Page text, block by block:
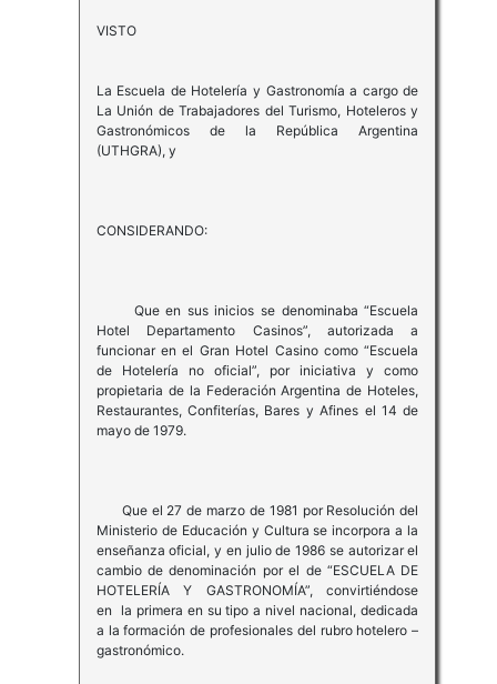
VISTO
La Escuela de Hotelería y Gastronomía a cargo de
La Unión de Trabajadores del Turismo, Hoteleros y
Gastronómicos de la República Argentina
(UTHGRA), y
CONSIDERANDO:
Que en sus inicios se denominaba “Escuela
Hotel Departamento Casinos”, autorizada a
funcionar en el Gran Hotel Casino como “Escuela
de Hotelería no oficial”, por iniciativa y como
propietaria de la Federación Argentina de Hoteles,
Restaurantes, Confiterías, Bares y Afines el 14 de
mayo de 1979.
Que el 27 de marzo de 1981 por Resolución del
Ministerio de Educación y Cultura se incorpora a la
enseñanza oficial, y en julio de 1986 se autorizar el
cambio de denominación por el de “ESCUELA DE
HOTELERÍA Y GASTRONOMÍA”, convirtiéndose
en la primera en su tipo a nivel nacional, dedicada
a la formación de profesionales del rubro hotelero –
gastronómico.